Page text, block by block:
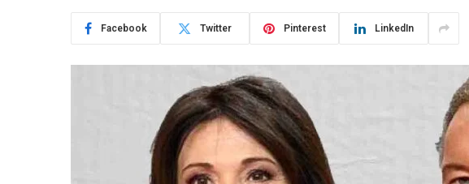
Facebook Twitter Pinterest LinkedIn